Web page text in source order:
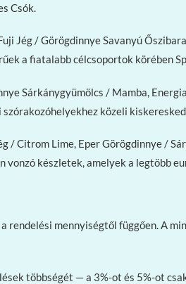
Csók.
Jég / Görögdinnye Savanyú
a fiatalabb célcsoportok körében
Sárkánygyümölcs / Mamba,
közeli
/ Citrom Lime, Eper Görögdinnye /
készletek, amelyek a legtöbb
mennyiségtől függően. A
többségét — a 3%-ot és 5%-ot